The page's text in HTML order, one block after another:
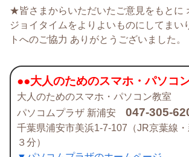
★皆さまからいただいたご意見をもとに
ジョイタイムをよりよいものにしてまい
トへのご協力 ありがとうございました。
●●大人のためのスマホ・パソコ
大人のためのスマホ・パソコン教室
パソコムプラザ 新浦安 047-305-
千葉県浦安市美浜1-7-107（JR京葉線
３分）